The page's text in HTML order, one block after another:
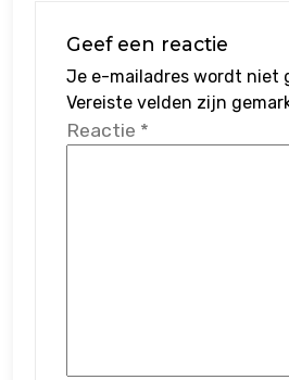
Geef een reactie
Je e-mailadres wordt niet
Vereiste velden zijn
Reactie *